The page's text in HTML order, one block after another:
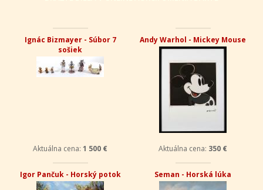
Ignác Bizmayer - Súbor 7
sošiek
Aktuálna cena: 1 500 €
Andy Warhol - Mickey Mouse
Aktuálna cena: 350 €
Igor Pančuk - Horský potok Seman - Horská lúka